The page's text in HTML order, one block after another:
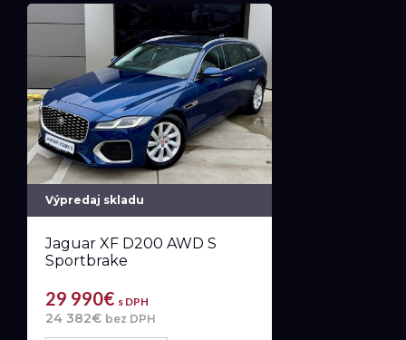
Výpredaj skladu
Jaguar XF D200 AWD S
Sportbrake
29 990€ s DPH
24 382€ bez DPH